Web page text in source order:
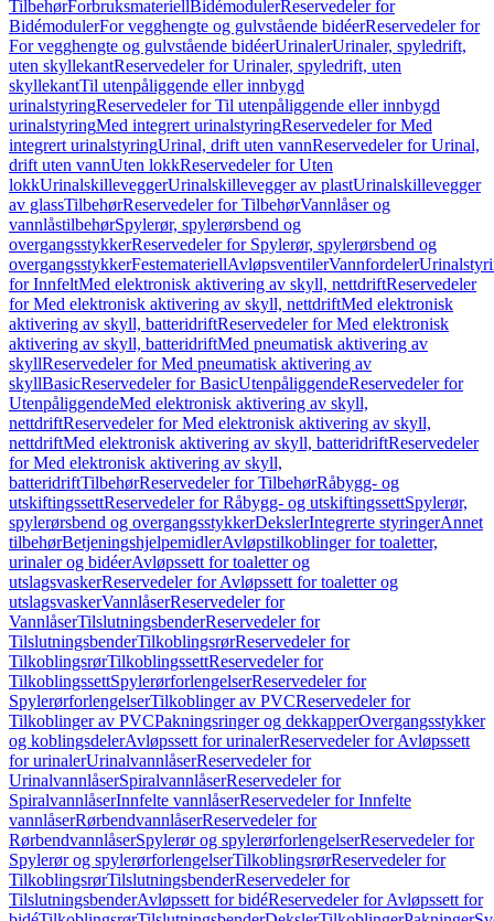
TilbehørForbruksmateriellBidémodulerReservedeler for
BidémodulerFor vegghengte og gulvstående bidéerReservedeler for
For vegghengte og gulvstående bidéerUrinalerUrinaler, spyledrift,
uten skyllekantReservedeler for Urinaler, spyledrift, uten
skyllekantTil utenpåliggende eller innbygd
urinalstyringReservedeler for Til utenpåliggende eller innbygd
urinalstyringMed integrert urinalstyringReservedeler for Med
integrert urinalstyringUrinal, drift uten vannReservedeler for Urinal,
drift uten vannUten lokkReservedeler for Uten
lokkUrinalskilleveggerUrinalskillevegger av plastUrinalskillevegger
av glassTilbehørReservedeler for TilbehørVannlåser og
vannlåstilbehørSpylerør, spylerørsbend og
overgangsstykkerReservedeler for Spylerør, spylerørsbend og
overgangsstykkerFestemateriellAvløpsventilerVannfordeler
for InnfeltMed elektronisk aktivering av skyll, nettdriftReservedeler
for Med elektronisk aktivering av skyll, nettdriftMed elektronisk
aktivering av skyll, batteridriftReservedeler for Med elektronisk
aktivering av skyll, batteridriftMed pneumatisk aktivering av
skyllReservedeler for Med pneumatisk aktivering av
skyllBasicReservedeler for BasicUtenpåliggendeReservedeler for
UtenpåliggendeMed elektronisk aktivering av skyll,
nettdriftReservedeler for Med elektronisk aktivering av skyll,
nettdriftMed elektronisk aktivering av skyll, batteridriftReservedeler
for Med elektronisk aktivering av skyll,
batteridriftTilbehørReservedeler for TilbehørRåbygg- og
utskiftingssettReservedeler for Råbygg- og utskiftingssettSpylerør,
spylerørsbend og overgangsstykkerDekslerIntegrerte styringerAnnet
tilbehørBetjeningshjelpemidlerAvløpstilkoblinger for toaletter,
urinaler og bidéerAvløpssett for toaletter og
utslagsvaskerReservedeler for Avløpssett for toaletter og
utslagsvaskerVannlåserReservedeler for
VannlåserTilslutningsbenderReservedeler for
TilslutningsbenderTilkoblingsrørReservedeler for
TilkoblingsrørTilkoblingssettReservedeler for
TilkoblingssettSpylerørforlengelserReservedeler for
SpylerørforlengelserTilkoblinger av PVCReservedeler for
Tilkoblinger av PVCPakningsringer og dekkapperOvergangsstykker
og koblingsdelerAvløpssett for urinalerReservedeler for Avløpssett
for urinalerUrinalvannlåserReservedeler for
UrinalvannlåserSpiralvannlåserReservedeler for
SpiralvannlåserInnfelte vannlåserReservedeler for Innfelte
vannlåserRørbendvannlåserReservedeler for
RørbendvannlåserSpylerør og spylerørforlengelserReservedeler for
Spylerør og spylerørforlengelserTilkoblingsrørReservedeler for
TilkoblingsrørTilslutningsbenderReservedeler for
TilslutningsbenderAvløpssett for bidéReservedeler for Avløpssett for